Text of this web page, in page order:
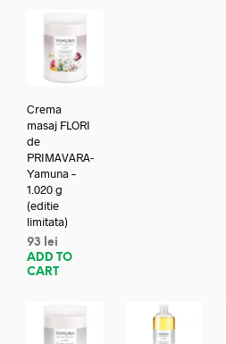
Crema
masaj FLORI
de
PRIMAVARA-
Yamuna –
1.020 g
(editie
limitata)
93
lei
ADD TO
CART